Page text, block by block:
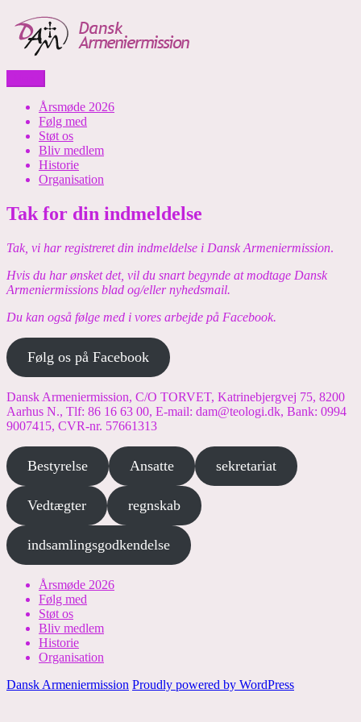
to
content
Dansk Armeniermission
Årsmøde 2026
Følg med
Støt os
Bliv medlem
Historie
Organisation
Tak for din indmeldelse
Tak, vi har registreret din indmeldelse i Dansk Armeniermission.
Hvis du har ønsket det, vil du snart begynde at modtage Dansk
Armeniermissions blad og/eller nyhedsmail.
Du kan også følge med i vores arbejde på Facebook.
Følg os på Facebook
Dansk Armeniermission, C/O TORVET, Katrinebjergvej 75, 8200
Aarhus N., Tlf: 86 16 63 00, E-mail: dam@teologi.dk, Bank: 0994
9007415, CVR-nr. 57661313
Bestyrelse Ansatte sekretariat
Vedtægter regnskab
indsamlingsgodkendelse
Årsmøde 2026
Følg med
Støt os
Bliv medlem
Historie
Organisation
Dansk Armeniermission Proudly powered by WordPress